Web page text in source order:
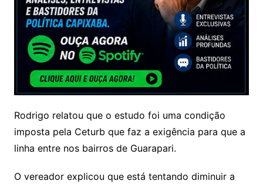
Rodrigo relatou que o estudo foi uma condição
imposta pela Ceturb que faz a exigência para que a
linha entre nos bairros de Guarapari.
O vereador explicou que está tentando diminuir a